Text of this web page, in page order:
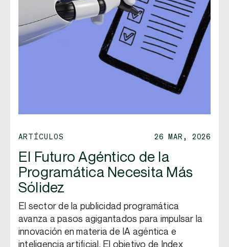
ARTÍCULOS 26 MAR, 2026
El Futuro Agéntico de la
Programática Necesita Más
Sólidez
El sector de la publicidad programática
avanza a pasos agigantados para impulsar la
innovación en materia de IA agéntica e
inteligencia artificial. El objetivo de Index